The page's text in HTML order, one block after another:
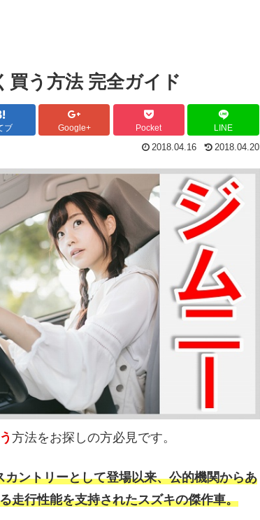
買う方法 完全ガイド
ブ Google+ Pocket LINE
2018.04.16 2018.04.20
方法をお探しの方必見です。
ントリーとして登場以来、公的機関からあ
走行性能を支持されたスズキの傑作車。